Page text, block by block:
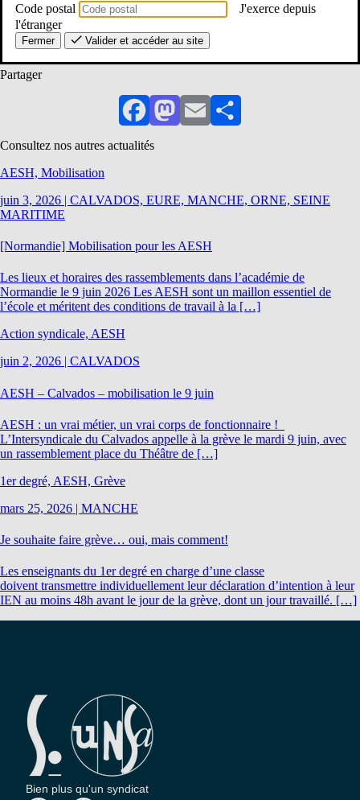
Dans les 18 mois, le gouvernement devra présenter un rapport sur la
situation des AESH et sur le nombre des élèves bénéficiaires ou non de
cet accompagnement.
Partager
FacebookMastodon
EmailPartager
Consultez nos autres actualités
AESH, Mobilisation
juin 3, 2026 | CALVADOS, EURE, MANCHE, ORNE, SEINE
MARITIME
[Normandie] Mobilisation pour les AESH
Les lieux et horaires des rassemblements dans l’académie de
Normandie le 9 juin 2026 Les AESH sont un maillon essentiel de
l’école et méritent des conditions de travail à la […]
Action syndicale, AESH
juin 2, 2026 | CALVADOS
AESH – Calvados – mobilisation le 9 juin
AESH : un vrai métier, un vrai corps de fonctionnaire !
L’Intersyndicale du Calvados appelle à la grève le mardi 9 juin, avec
un rassemblement place du Théâtre de […]
1er degré, AESH, Grève
mars 25, 2026 | MANCHE
Je souhaite faire grève… oui, mais comment!
Les enseignants du 1er degré en charge d’une classe
doivent transmettre individuellement leur déclaration d’intention à leur
IEN au moins 48h avant le jour de la grève, dont un jour travaillé. […]
Bien plus qu'un syndicat
Code postal
J'exerce depuis
l'étranger
Fermer Valider et accéder au site